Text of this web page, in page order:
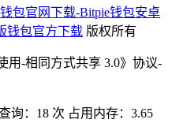
包官网下载-Bitpie钱包安卓
钱包官方下载 版权所有
用-相同方式共享 3.0》协议-
询：18 次 占用内存：3.65